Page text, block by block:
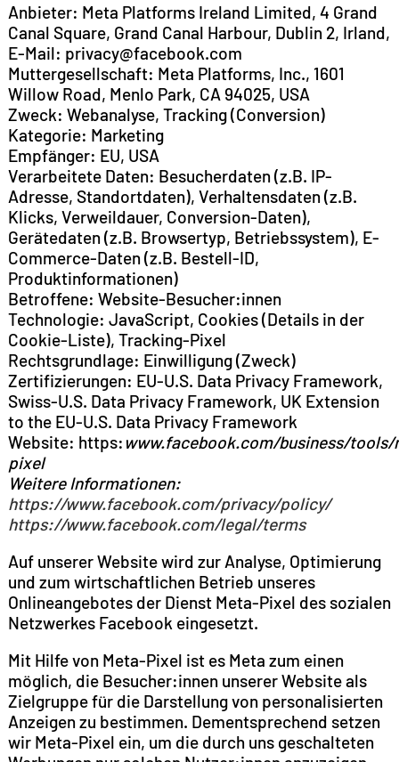
Anbieter: Meta Platforms Ireland Limited, 4 Grand
Canal Square, Grand Canal Harbour, Dublin 2, Irland,
E-Mail: privacy@facebook.com
Muttergesellschaft: Meta Platforms, Inc., 1601
Willow Road, Menlo Park, CA 94025, USA
Zweck: Webanalyse, Tracking (Conversion)
Kategorie: Marketing
Empfänger: EU, USA
Verarbeitete Daten: Besucherdaten (z.B. IP-
Adresse, Standortdaten), Verhaltensdaten (z.B.
Klicks, Verweildauer, Conversion-Daten),
Gerätedaten (z.B. Browsertyp, Betriebssystem), E-
Commerce-Daten (z.B. Bestell-ID,
Produktinformationen)
Betroffene: Website-Besucher:innen
Technologie: JavaScript, Cookies (Details in der
Cookie-Liste), Tracking-Pixel
Rechtsgrundlage: Einwilligung (Zweck)
Zertifizierungen: EU-U.S. Data Privacy Framework,
Swiss-U.S. Data Privacy Framework, UK Extension
to the EU-U.S. Data Privacy Framework
Website: https: www.facebook.com/business/
pixel
Weitere Informationen:
https://www.facebook.com/privacy/policy/
https://www.facebook.com/legal/terms
Auf unserer Website wird zur Analyse, Optimierung
und zum wirtschaftlichen Betrieb unseres
Onlineangebotes der Dienst Meta-Pixel des sozialen
Netzwerkes Facebook eingesetzt.
Mit Hilfe von Meta-Pixel ist es Meta zum einen
möglich, die Besucher:innen unserer Website als
Zielgruppe für die Darstellung von personalisierten
Anzeigen zu bestimmen. Dementsprechend setzen
wir Meta-Pixel ein, um die durch uns geschalteten